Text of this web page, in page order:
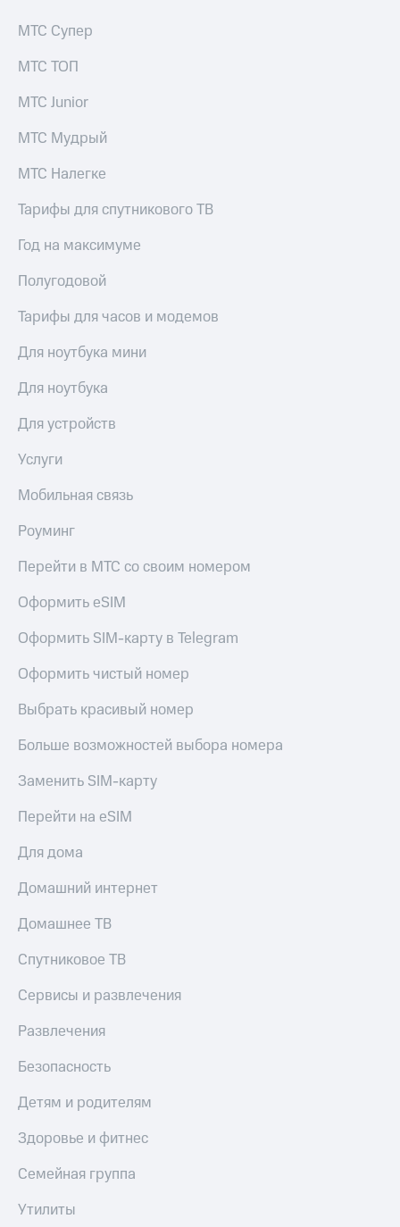
МТС Супер
МТС ТОП
МТС Junior
МТС Мудрый
МТС Налегке
Тарифы для спутникового ТВ
Год на максимуме
Полугодовой
Тарифы для часов и модемов
Для ноутбука мини
Для ноутбука
Для устройств
Услуги
Мобильная связь
Роуминг
Перейти в МТС со своим номером
Оформить eSIM
Оформить SIM-карту в Telegram
Оформить чистый номер
Выбрать красивый номер
Больше возможностей выбора номера
Заменить SIM-карту
Перейти на eSIM
Для дома
Домашний интернет
Домашнее ТВ
Спутниковое ТВ
Сервисы и развлечения
Развлечения
Безопасность
Детям и родителям
Здоровье и фитнес
Семейная группа
Утилиты